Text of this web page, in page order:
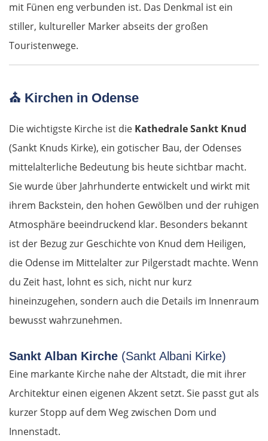
mit Fünen eng verbunden ist. Das Denkmal ist ein
stiller, kultureller Marker abseits der großen
Touristenwege.
⛪ Kirchen in Odense
Die wichtigste Kirche ist die Kathedrale Sankt Knud
(Sankt Knuds Kirke), ein gotischer Bau, der Odenses
mittelalterliche Bedeutung bis heute sichtbar macht.
Sie wurde über Jahrhunderte entwickelt und wirkt mit
ihrem Backstein, den hohen Gewölben und der ruhigen
Atmosphäre beeindruckend klar. Besonders bekannt
ist der Bezug zur Geschichte von Knud dem Heiligen,
die Odense im Mittelalter zur Pilgerstadt machte. Wenn
du Zeit hast, lohnt es sich, nicht nur kurz
hineinzugehen, sondern auch die Details im Innenraum
bewusst wahrzunehmen.
Sankt Alban Kirche (Sankt Albani Kirke)
Eine markante Kirche nahe der Altstadt, die mit ihrer
Architektur einen eigenen Akzent setzt. Sie passt gut als
kurzer Stopp auf dem Weg zwischen Dom und
Innenstadt.
Regensburg
München
Österreich
Salzburg
Linz
St. Pölten
Slowakei